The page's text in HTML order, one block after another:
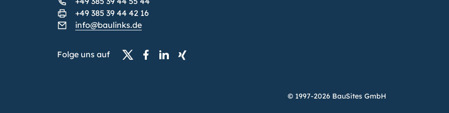
+49 385 39 44 42 16
info@baulinks.de
Folge uns auf
© 1997-2026 BauSites GmbH